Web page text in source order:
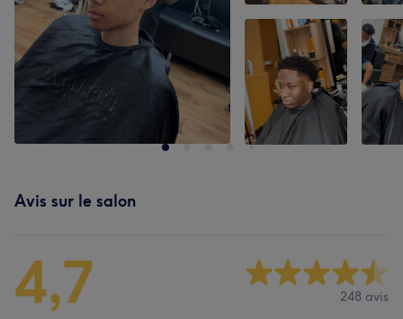
Avis sur le salon
4,7 248 avis